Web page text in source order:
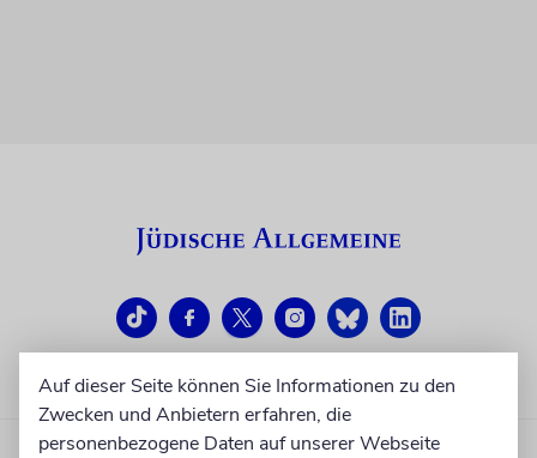
Auf dieser Seite können Sie Informationen zu den
Zwecken und Anbietern erfahren, die
personenbezogene Daten auf unserer Webseite